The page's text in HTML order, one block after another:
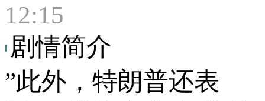
12:15
剧情简介
”此外，特朗普还表